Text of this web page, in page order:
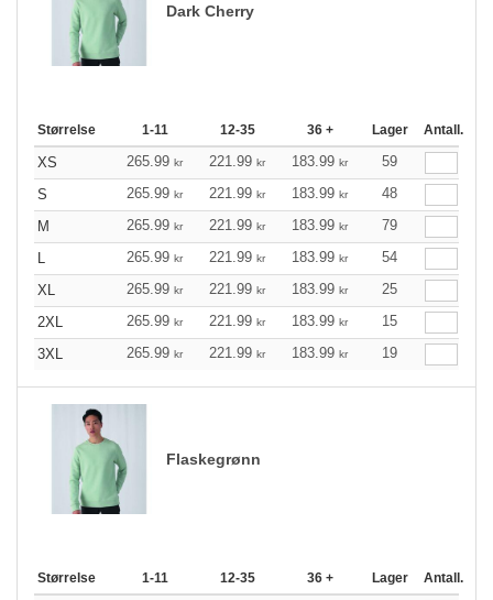
Dark Cherry
Størrelse 1-11 12-35 36 + Lager Antall.
XS 265.99 kr 221.99 kr 183.99 kr
59
S
265.99 kr 221.99 kr 183.99 kr
48
M
265.99 kr 221.99 kr 183.99 kr
79
L
265.99 kr 221.99 kr 183.99 kr
54
XL
265.99 kr 221.99 kr 183.99 kr
25
2XL
265.99 kr 221.99 kr 183.99 kr
15
3XL
265.99 kr 221.99 kr 183.99 kr 19
Flaskegrønn
Størrelse 1-11 12-35 36 + Lager Antall.